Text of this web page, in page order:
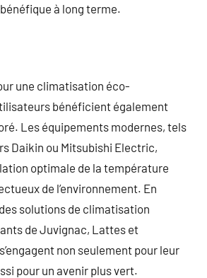
à long terme.
une climatisation éco-
bénéficient également
Les équipements modernes, tels
Daikin ou Mitsubishi Electric,
optimale de la température
de l’environnement. En
solutions de climatisation
de Juvignac, Lattes et
non seulement pour leur
pour un avenir plus vert.